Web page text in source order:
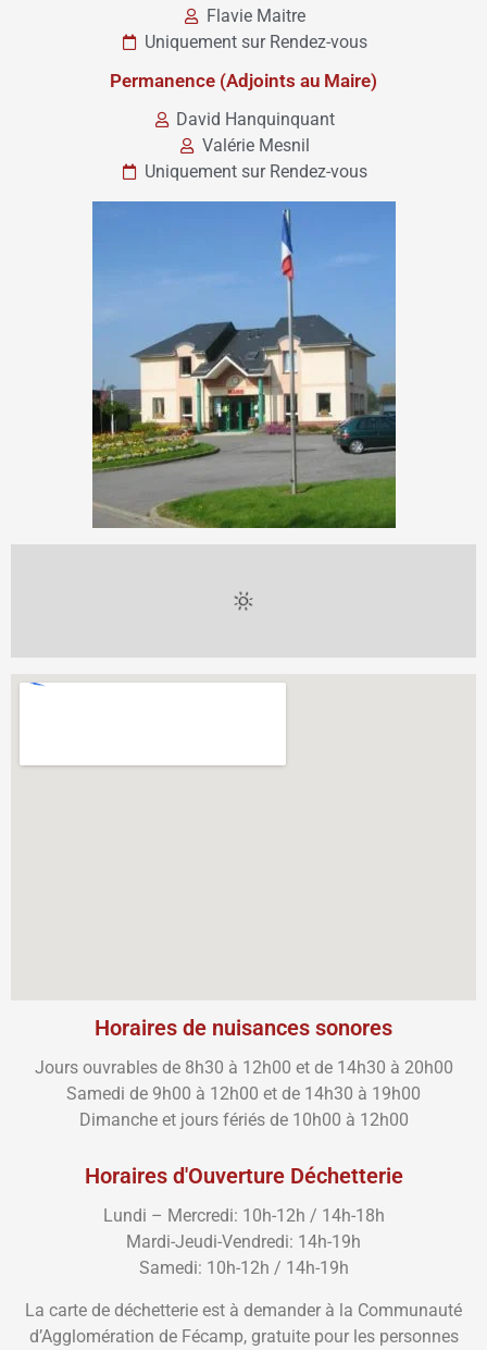
Flavie Maitre
Uniquement sur Rendez-vous
Permanence (Adjoints au Maire)
David Hanquinquant
Valérie Mesnil
Uniquement sur Rendez-vous
Horaires de nuisances sonores
Jours ouvrables de 8h30 à 12h00 et de 14h30 à 20h00
Samedi de 9h00 à 12h00 et de 14h30 à 19h00
Dimanche et jours fériés de 10h00 à 12h00
Horaires d'Ouverture Déchetterie
Lundi – Mercredi: 10h-12h / 14h-18h
Mardi-Jeudi-Vendredi: 14h-19h
Samedi: 10h-12h / 14h-19h
La carte de déchetterie est à demander à la Communauté
d’Agglomération de Fécamp, gratuite pour les personnes